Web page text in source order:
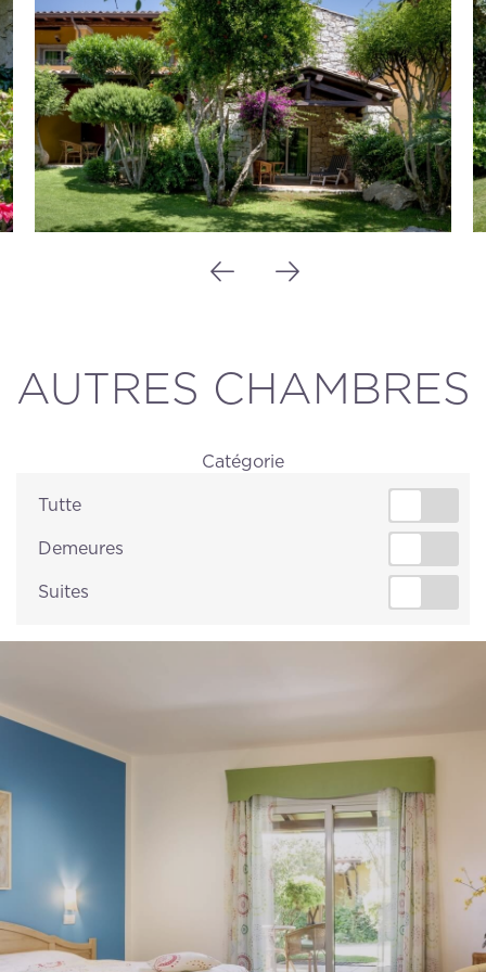
AUTRES CHAMBRES
Catégorie
Tutte
Demeures
Suites